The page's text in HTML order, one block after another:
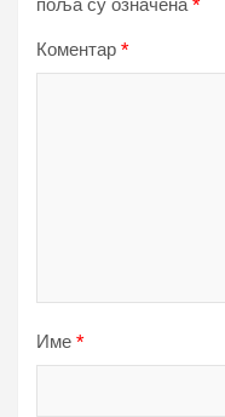
поља су означена*
Коментар *
Име *